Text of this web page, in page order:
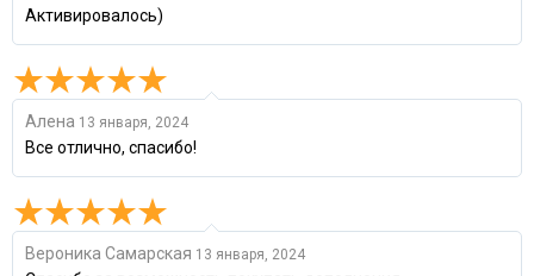
Активировалось)
Алена 13 января, 2024
Все отлично, спасибо!
Вероника Самарская 13 января, 2024